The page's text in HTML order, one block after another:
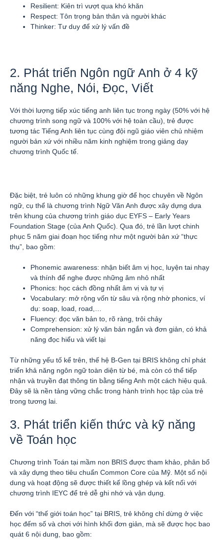
Resilient: Kiên trì vượt qua khó khăn
Respect: Tôn trọng bản thân và người khác
Thinker: Tư duy để xử lý vấn đề
2. Phát triển Ngôn ngữ Anh ở 4 kỹ
năng Nghe, Nói, Đọc, Viết
Với thời lượng tiếp xúc tiếng anh liên tục trong ngày (50% với hệ
chương trình song ngữ và 100% với hệ toàn cầu), trẻ được
tương tác Tiếng Anh liên tục cùng đội ngũ giáo viên chủ nhiệm
người bản xứ với nhiều năm kinh nghiệm trong giảng dạy
chương trình Quốc tế.
Đặc biệt, trẻ luôn có những khung giờ để học chuyên về Ngôn
ngữ, cụ thể là chương trình Ngữ Văn Anh được xây dựng dựa
trên khung của chương trình giáo dục EYFS – Early Years
Foundation Stage (của Anh Quốc). Qua đó, trẻ lần lượt chinh
phục 5 năm giai đoạn học tiếng như một người bản xứ “thực
thụ”, bao gồm:
Phonemic awareness: nhận biết âm vị học, luyện tai nhạy
và thính để nghe được những âm nhỏ nhất
Phonics: học cách đồng nhất âm vị và tự vị
Vocabulary: mở rộng vốn từ sâu và rộng nhờ phonics, ví
dụ: soap, load, road,…
Fluency: đọc văn bản to, rõ ràng, trôi chảy
Comprehension: xử lý văn bản ngắn và đơn giản, có khả
năng đọc hiểu và viết lại
Từ những yếu tố kể trên, thế hệ B-Gen tại BRIS không chỉ phát
triển khả năng ngôn ngữ toàn diện từ bé, mà còn có thể tiếp
nhận và truyền đạt thông tin bằng tiếng Anh một cách hiệu quả.
Đây sẽ là nền tảng vững chắc trong hành trình học tập của trẻ
trong tương lai.
3. Phát triển kiến thức và kỹ năng
về Toán học
Chương trình Toán tại mầm non BRIS được tham khảo, phân bổ
và xây dựng theo tiêu chuẩn Common Core của Mỹ. Một số nội
dung và hoạt động sẽ được thiết kế lồng ghép và kết nối với
chương trình IEYC để trẻ dễ ghi nhớ và vận dụng.
Đến với “thế giới toán học” tại BRIS, trẻ không chỉ dừng ở việc
học đếm số và chơi với hình khối đơn giản, mà sẽ được học bao
quát 6 nội dung, bao gồm: